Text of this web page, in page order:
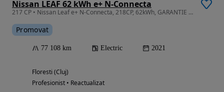
Nissan LEAF 62 kWh e+ N-Connecta
217 CP • Nissan Leaf e+ N-Connecta, 218CP, 62kWh, GARANTIE 12-36 Luni
Promovat
77 108 km Electric 2021
Floresti (Cluj)
Profesionist • Reactualizat